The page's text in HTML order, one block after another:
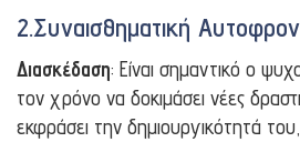
2.Συναισθηματική
Διασκέδαση: Είναι σημαντικό ο
τον χρόνο να δοκιμάσει νέες
εκφράσει την δημιουργικότητά